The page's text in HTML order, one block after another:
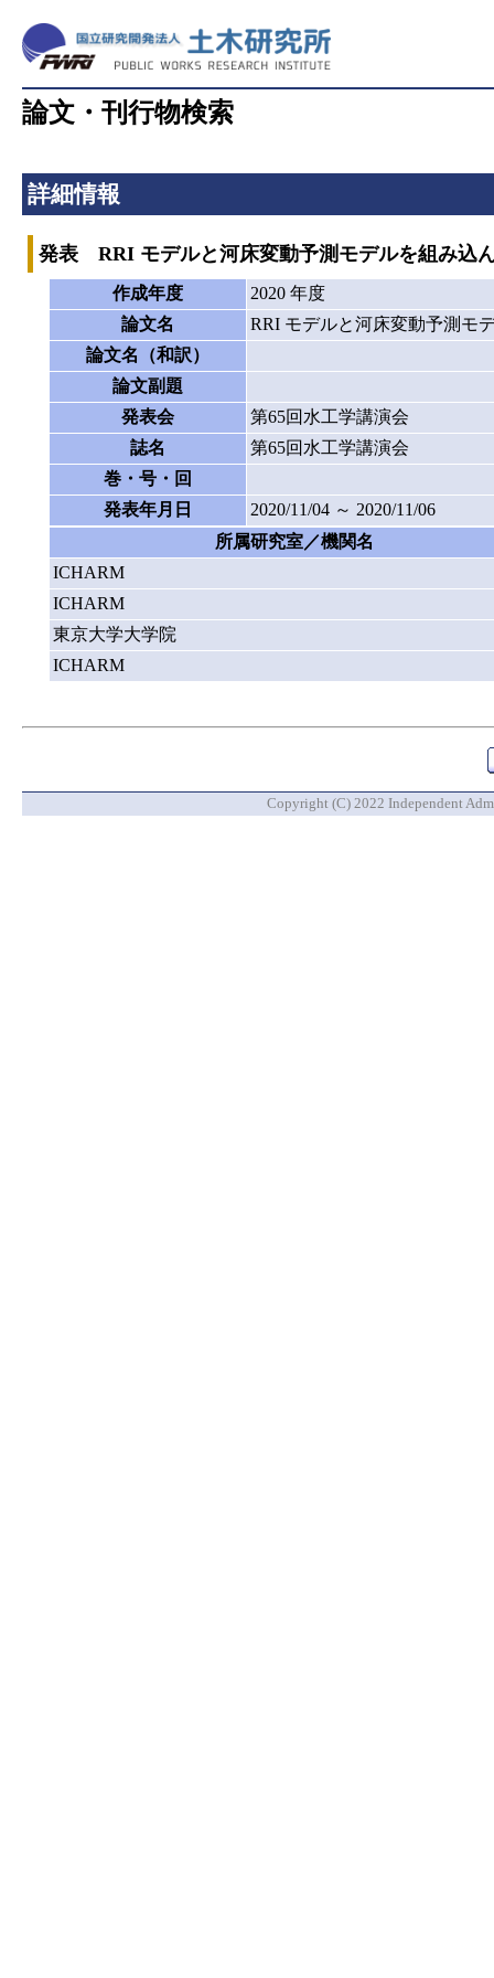
論文・刊行物検索
詳細情報
発表 RRI モデルと河床変動予測モデルを組み込
作成年度
2020 年度
論文名
RRI モデルと河床変動予測モ
論文名（和訳）
論文副題
発表会
第65回水工学講演会
誌名
第65回水工学講演会
巻・号・回
発表年月日
2020/11/04 ～ 2020/11/06
所属研究室／機関名
ICHARM
ICHARM
東京大学大学院
ICHARM
Copyright (C) 2022 Independent